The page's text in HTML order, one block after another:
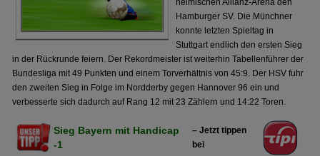
heimischen Allianz-Arena den
Hamburger SV. Die Münchner
konnte letzten Spieltag in
Stuttgart endlich den ersten Sieg
in der Rückrunde feiern. Der Rekordmeister ist weiterhin Tabellenführer der
Bundesliga mit 49 Punkten und einem Torverhältnis von 45:9. Der HSV fuhr
den zweiten Sieg in Folge im Nordderby gegen Hannover 96 ein und
verbesserte sich dadurch auf Rang 12 mit 23 Zählern und 14:22 Toren.
Sieg Bayern mit Handicap
-1
– Jetzt tippen
bei